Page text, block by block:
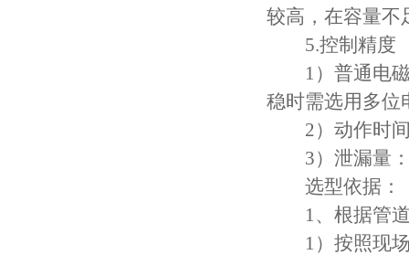
较高，在容量不
5.控制精度
1）普通电磁
稳时需选用多位
2）动作时间
3）泄漏量：
选型依据：
1、根据管道
1）按照现场